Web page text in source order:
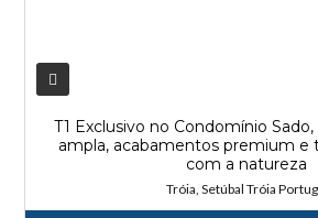
T1 Exclusivo no Condomínio
ampla, acabamentos premium e
com a natureza
Tróia, Setúbal Tróia